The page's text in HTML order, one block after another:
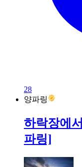
28
양파링
하락장에
파링]